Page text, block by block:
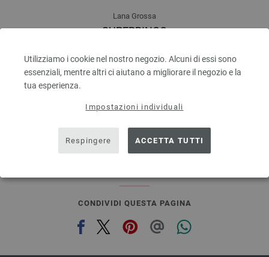
Utilizziamo i cookie nel nostro negozio. Alcuni di essi sono
essenziali, mentre altri ci aiutano a migliorare il negozio e la
tua esperienza.
Impostazioni individuali
Respingere ACCETTA TUTTI
Lana Grossa
SUPERBINGO
Quantità in metri: ca. 55 m / 50 g
Dimensioni d’aghi: 6 - 7
escl. IVA., più. spese di spedizione, Prezzo di base:
prev next
CONDIVIDI QUESTA PAGINA